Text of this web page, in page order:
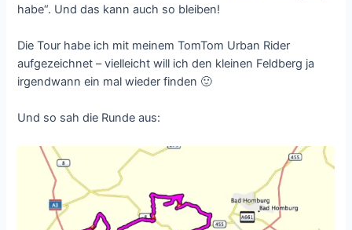
habe“. Und das kann auch so bleiben!
Die Tour habe ich mit meinem TomTom Urban Rider
aufgezeichnet – vielleicht will ich den kleinen Feldberg ja
irgendwann ein mal wieder finden 🙂
Und so sah die Runde aus: